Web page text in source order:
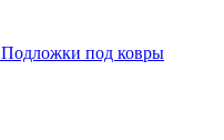
Подложки под ковры